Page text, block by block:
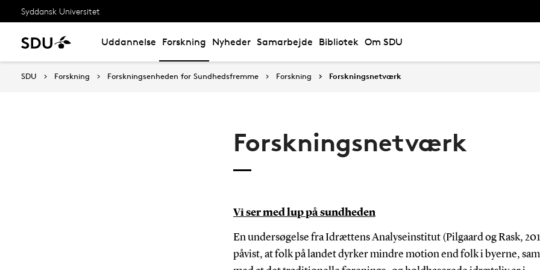
Syddansk Universitet
Uddannelse Forskning Nyheder Samarbejde Bibliotek Om SDU
SDU Forskning Forskningsenheden for Sundhedsfremme Forskning Forskningsnetværk
Forskningsnetværk
Vi ser med lup på sundheden
En undersøgelse fra Idrættens Analyseinstitut (Pilgaard og Rask,
påvist, at folk på landet dyrker mindre motion end folk i byerne,